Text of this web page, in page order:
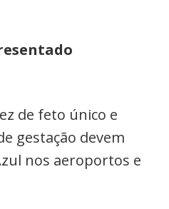
de feto único e
gestação devem
nos aeroportos e